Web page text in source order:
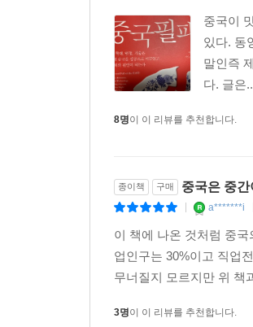
--- 「6장. 털록의 저주」 중에
나는 중국 역사에서 가장 흥
끊이지 않았으며, 경쟁이 치
또 다른 유사점이 있다면 이
--- 「7장. 니덤 문제의 재구성
중국 대학은 정부의 엄격한
료제의 일부이다. 각 대학은
비 여러 특권을 누린다. 중국
지도자들의 행정적 부속물
세계를 가로지르는 거시적
씹어 삼키고 ‘중국’이 어디
더욱 의미가 있다. 우리는
능력주의 신화와 위계질서
중국이
있다. 동
말인즉
다. 글은
8명이 이 리뷰를 추천합니다.
종이책 구매 중국은 중
a*******i
이 책에 나온 것처럼 중
업인구는 30%이고 직업
무너질지 모르지만 위 책
3명이 이 리뷰를 추천합니다.